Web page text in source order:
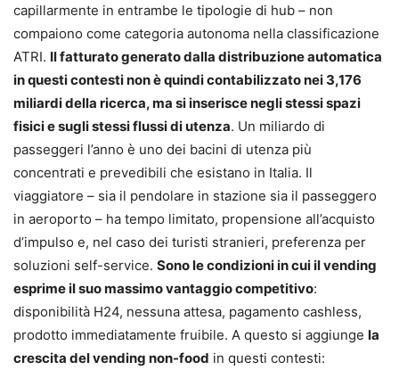
capillarmente in entrambe le tipologie di hub – non
compaiono come categoria autonoma nella classificazione
ATRI. Il fatturato generato dalla distribuzione automatica
in questi contesti non è quindi contabilizzato nei 3,176
miliardi della ricerca, ma si inserisce negli stessi spazi
fisici e sugli stessi flussi di utenza. Un miliardo di
passeggeri l’anno è uno dei bacini di utenza più
concentrati e prevedibili che esistano in Italia. Il
viaggiatore – sia il pendolare in stazione sia il passeggero
in aeroporto – ha tempo limitato, propensione all’acquisto
d’impulso e, nel caso dei turisti stranieri, preferenza per
soluzioni self-service. Sono le condizioni in cui il vending
esprime il suo massimo vantaggio competitivo:
disponibilità H24, nessuna attesa, pagamento cashless,
prodotto immediatamente fruibile. A questo si aggiunge la
crescita del vending non-food in questi contesti: